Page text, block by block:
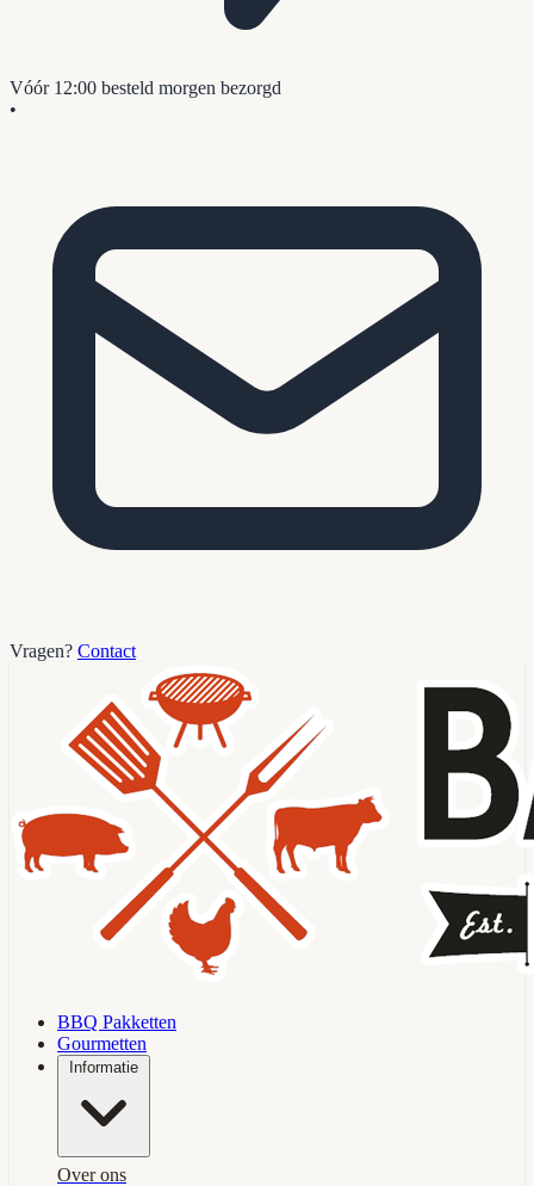
Vóór 12:00 besteld morgen bezorgd
•
Vragen? Contact
BBQ Pakketten
Gourmetten
Informatie
Over ons